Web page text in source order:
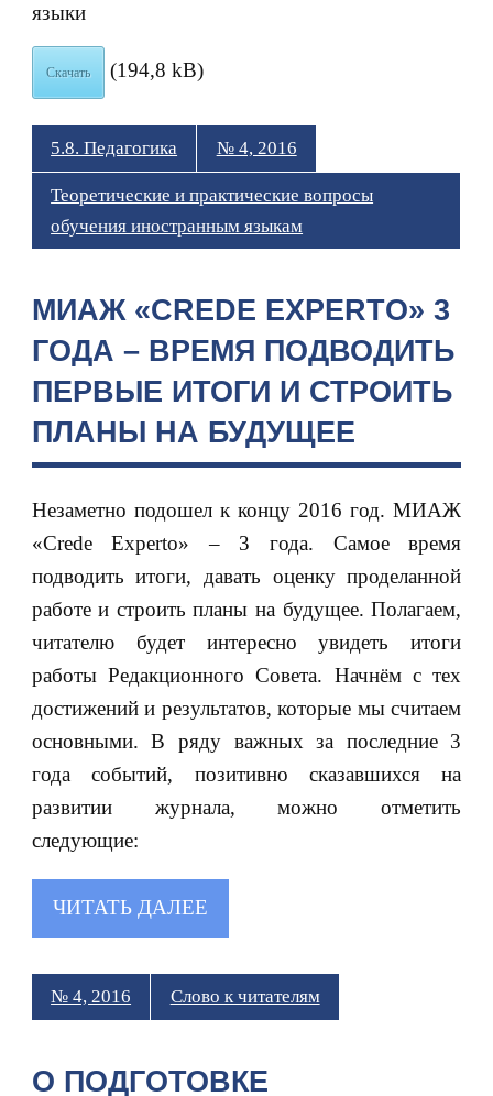
языки
Скачать (194,8 kB)
5.8. Педагогика № 4, 2016
Теоретические и практические вопросы
обучения иностранным языкам
МИАЖ «CREDE EXPERTO» 3
ГОДА – ВРЕМЯ ПОДВОДИТЬ
ПЕРВЫЕ ИТОГИ И СТРОИТЬ
ПЛАНЫ НА БУДУЩЕЕ
Незаметно подошел к концу 2016 год. МИАЖ
«Crede Experto» ‒ 3 года. Самое время
подводить итоги, давать оценку проделанной
работе и строить планы на будущее. Полагаем,
читателю будет интересно увидеть итоги
работы Редакционного Совета. Начнём с тех
достижений и результатов, которые мы считаем
основными. В ряду важных за последние 3
года событий, позитивно сказавшихся на
развитии журнала, можно отметить
следующие:
ЧИТАТЬ ДАЛЕЕ
№ 4, 2016 Слово к читателям
О ПОДГОТОВКЕ